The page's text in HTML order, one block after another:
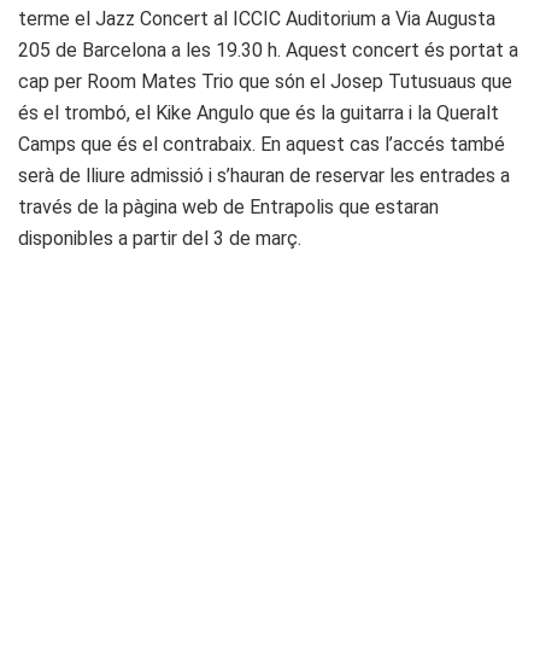
terme el Jazz Concert al ICCIC Auditorium a Via Augusta
205 de Barcelona a les 19.30 h. Aquest concert és portat a
cap per Room Mates Trio que són el Josep Tutusuaus que
és el trombó, el Kike Angulo que és la guitarra i la Queralt
Camps que és el contrabaix. En aquest cas l’accés també
serà de lliure admissió i s’hauran de reservar les entrades a
través de la pàgina web de Entrapolis que estaran
disponibles a partir del 3 de març.